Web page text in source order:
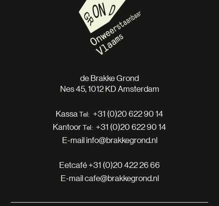
de Brakke Grond
Nes 45, 1012 KD Amsterdam
Kassa
+31 (0)20 622 90 14
Kantoor
+31 (0)20 622 90 14
E-mailinfo@brakkegrond.nl
Eetcafé+31 (0)20 422 26 66
E-mailcafe@brakkegrond.nl